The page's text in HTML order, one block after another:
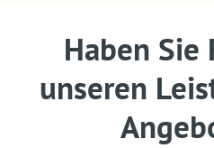
Haben Sie
unseren